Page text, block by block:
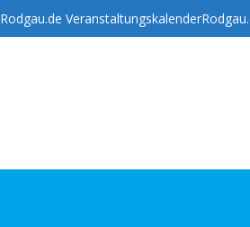
Rodgau.de Veranstaltungskalender